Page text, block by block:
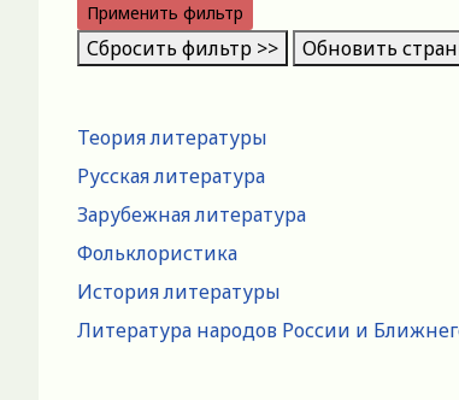
Теория литературы
Русская литература
Зарубежная литература
Фольклористика
История литературы
Литература народов России и
Применить фильтр
Сбросить фильтр >> Обновить